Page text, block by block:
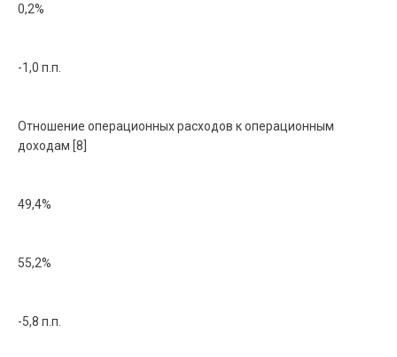
0,2%
-1,0 п.п.
Отношение операционных расходов к операционным
доходам [8]
49,4%
55,2%
-5,8 п.п.